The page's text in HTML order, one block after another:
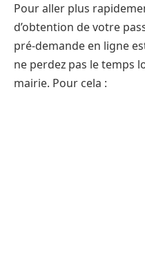
Pour aller plus
d’obtention de votre
pré-demande en ligne
ne perdez pas le temps
mairie. Pour cela :